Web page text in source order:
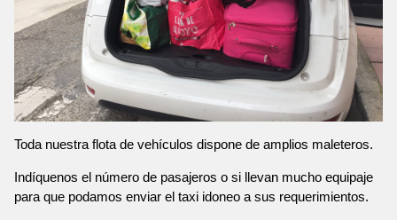
Toda nuestra flota de vehículos dispone de amplios maleteros.
Indíquenos el número de pasajeros o si llevan mucho equipaje
para que podamos enviar el taxi idoneo a sus requerimientos.